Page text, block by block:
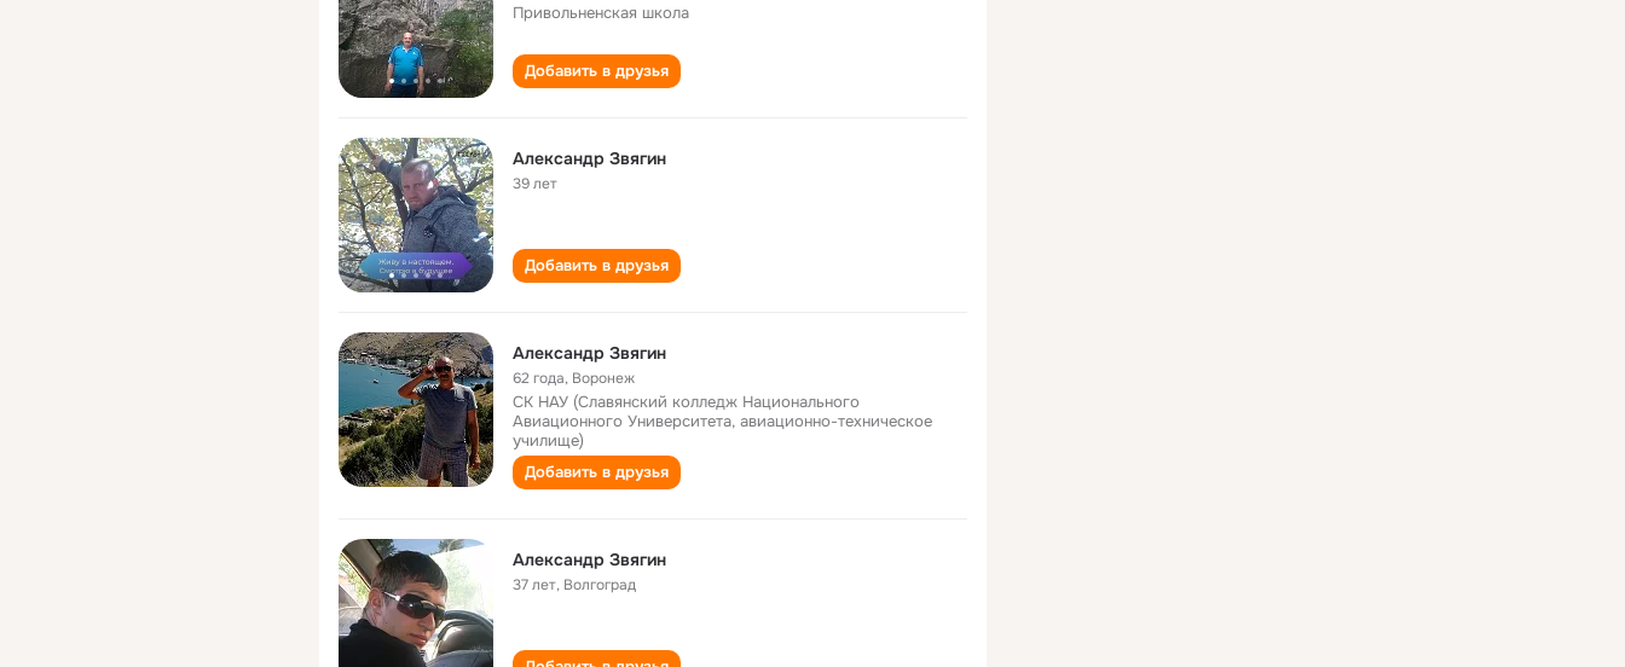
Привольненская школа
Добавить в друзья
Александр Звягин
39 лет
Добавить в друзья
Александр Звягин
62 года, Воронеж
СК НАУ (Славянский колледж Национального
Авиационного Университета, авиационно-техническое
училище)
Добавить в друзья
Александр Звягин
37 лет, Волгоград